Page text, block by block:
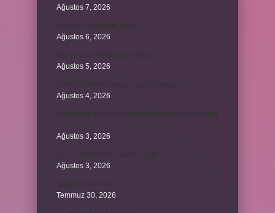
Ağustos 7, 2026
Ağustos 6, 2026
Ağustos 5, 2026
Ağustos 4, 2026
Ağustos 3, 2026
Ağustos 3, 2026
Temmuz 30, 2026